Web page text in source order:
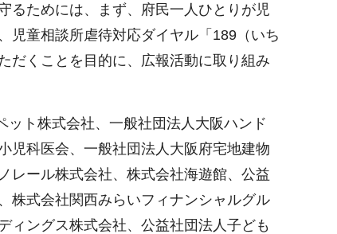
るためには、まず、府民一人ひとりが児
児童相談所虐待対応ダイヤル「189（いち
だくことを目的に、広報活動に取り組み
ト株式会社、一般社団法人大阪ハンド
児科医会、一般社団法人大阪府宅地建物
レール株式会社、株式会社海遊館、公益
株式会社関西みらいフィナンシャルグル
ィングス株式会社、公益社団法人子ども